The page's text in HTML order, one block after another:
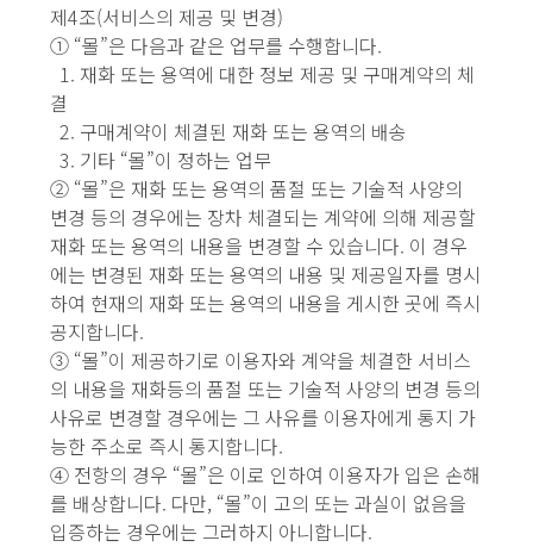
제4조(서비스의 제공 및 변경)
① “몰”은 다음과 같은 업무를 수행합니다.
1. 재화 또는 용역에 대한 정보 제공 및 구매계약의 체
결
2. 구매계약이 체결된 재화 또는 용역의 배송
3. 기타 “몰”이 정하는 업무
② “몰”은 재화 또는 용역의 품절 또는 기술적 사양의
변경 등의 경우에는 장차 체결되는 계약에 의해 제공할
재화 또는 용역의 내용을 변경할 수 있습니다. 이 경우
에는 변경된 재화 또는 용역의 내용 및 제공일자를 명시
하여 현재의 재화 또는 용역의 내용을 게시한 곳에 즉시
공지합니다.
③ “몰”이 제공하기로 이용자와 계약을 체결한 서비스
의 내용을 재화등의 품절 또는 기술적 사양의 변경 등의
사유로 변경할 경우에는 그 사유를 이용자에게 통지 가
능한 주소로 즉시 통지합니다.
④ 전항의 경우 “몰”은 이로 인하여 이용자가 입은 손해
를 배상합니다. 다만, “몰”이 고의 또는 과실이 없음을
입증하는 경우에는 그러하지 아니합니다.